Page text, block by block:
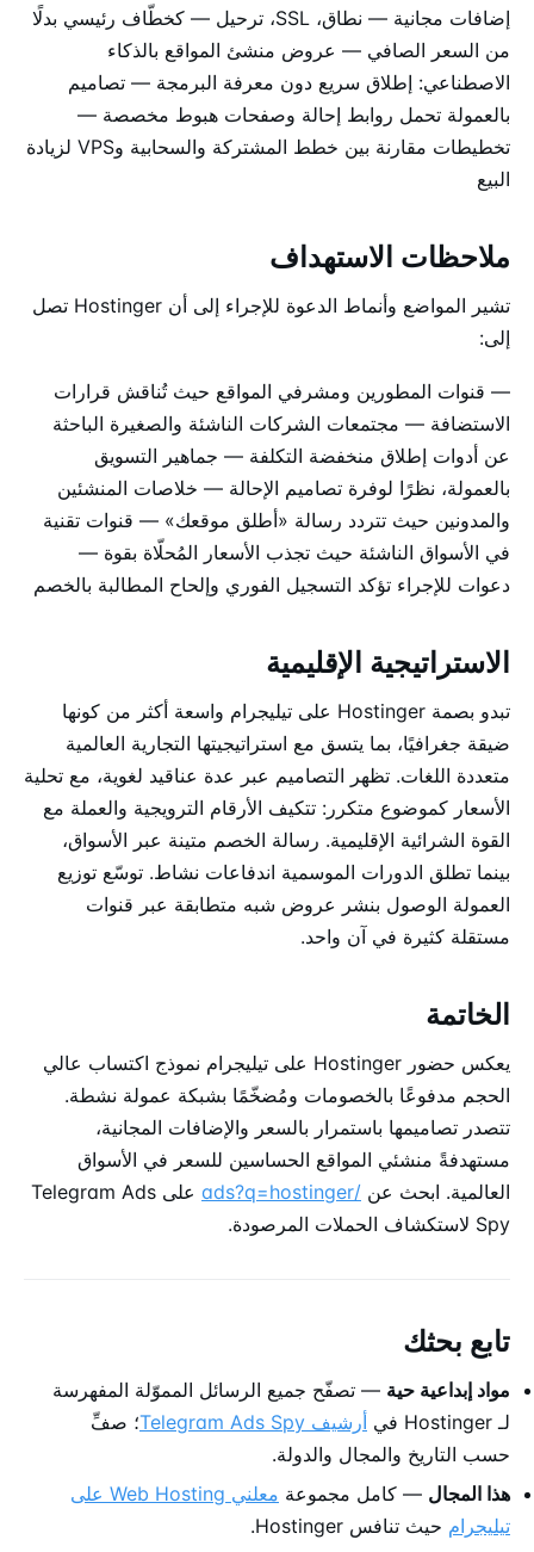
إضافات مجانية — نطاق، SSL، ترحيل — كخطّاف رئيسي بدلًا
من السعر الصافي — عروض منشئ المواقع بالذكاء
الاصطناعي: إطلاق سريع دون معرفة البرمجة — تصاميم
بالعمولة تحمل روابط إحالة وصفحات هبوط مخصصة —
تخطيطات مقارنة بين خطط المشتركة والسحابية وVPS لزيادة
البيع
ملاحظات الاستهداف
تشير المواضع وأنماط الدعوة للإجراء إلى أن Hostinger تصل
إلى:
— قنوات المطورين ومشرفي المواقع حيث تُناقش قرارات
الاستضافة — مجتمعات الشركات الناشئة والصغيرة الباحثة
عن أدوات إطلاق منخفضة التكلفة — جماهير التسويق
بالعمولة، نظرًا لوفرة تصاميم الإحالة — خلاصات المنشئين
والمدونين حيث تتردد رسالة «أطلق موقعك» — قنوات تقنية
في الأسواق الناشئة حيث تجذب الأسعار المُحلّاة بقوة —
دعوات للإجراء تؤكد التسجيل الفوري وإلحاح المطالبة بالخصم
الاستراتيجية الإقليمية
تبدو بصمة Hostinger على تيليجرام واسعة أكثر من كونها
ضيقة جغرافيًا، بما يتسق مع استراتيجيتها التجارية العالمية
متعددة اللغات. تظهر التصاميم عبر عدة عناقيد لغوية، مع تحلية
الأسعار كموضوع متكرر: تتكيف الأرقام الترويجية والعملة مع
القوة الشرائية الإقليمية. رسالة الخصم متينة عبر الأسواق،
بينما تطلق الدورات الموسمية اندفاعات نشاط. توسّع توزيع
العمولة الوصول بنشر عروض شبه متطابقة عبر قنوات
مستقلة كثيرة في آن واحد.
الخاتمة
يعكس حضور Hostinger على تيليجرام نموذج اكتساب عالي
الحجم مدفوعًا بالخصومات ومُضخّمًا بشبكة عمولة نشطة.
تتصدر تصاميمها باستمرار بالسعر والإضافات المجانية،
مستهدفةً منشئي المواقع الحساسين للسعر في الأسواق
العالمية. ابحث عن /ads?q=hostinger
على Telegram Ads
Spy لاستكشاف الحملات المرصودة.
تابع بحثك
مواد إبداعية حية — تصفّح جميع الرسائل المموّلة المفهرسة
لـ Hostinger في
أرشيف Telegram Ads Spy
؛ صفِّ
حسب التاريخ والمجال والدولة.
هذا المجال — كامل مجموعة
معلني Web Hosting على
تيليجرام حيث تنافس Hostinger.